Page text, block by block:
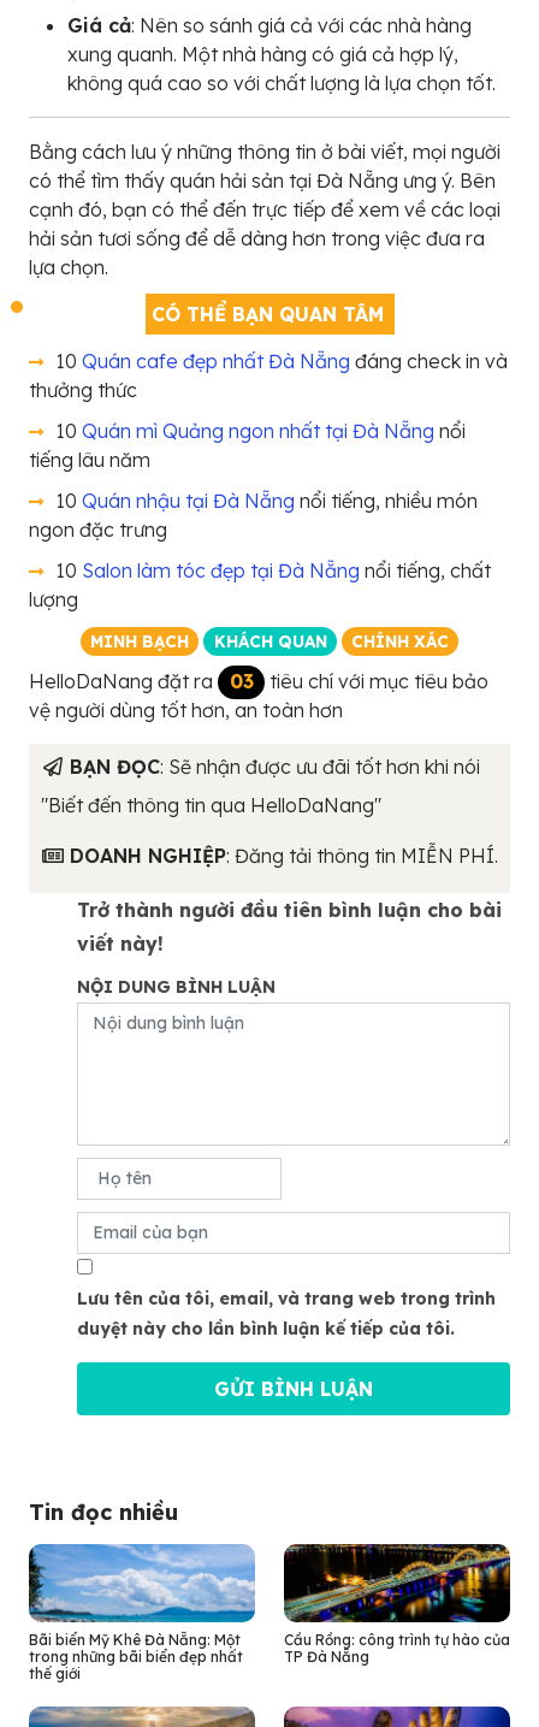
Giá cả: Nên so sánh giá cả với các nhà hàng
xung quanh. Một nhà hàng có giá cả hợp lý,
không quá cao so với chất lượng là lựa chọn tốt.
Bằng cách lưu ý những thông tin ở bài viết, mọi người
có thể tìm thấy quán hải sản tại Đà Nẵng ưng ý. Bên
cạnh đó, bạn có thể đến trực tiếp để xem về các loại
hải sản tươi sống để dễ dàng hơn trong việc đưa ra
lựa chọn.
CÓ THỂ BẠN QUAN TÂM
10 Quán cafe đẹp nhất Đà Nẵng đáng check in và
thưởng thức
10 Quán mì Quảng ngon nhất tại Đà Nẵng nổi
tiếng lâu năm
10 Quán nhậu tại Đà Nẵng nổi tiếng, nhiều món
ngon đặc trưng
10 Salon làm tóc đẹp tại Đà Nẵng nổi tiếng, chất
lượng
MINH BẠCH KHÁCH QUAN CHÍNH XÁC
HelloDaNang đặt ra 03
tiêu chí với mục tiêu bảo
vệ người dùng tốt hơn, an toàn hơn
BẠN ĐỌC: Sẽ nhận được ưu đãi tốt hơn khi nói
"Biết đến thông tin qua HelloDaNang"
DOANH NGHIỆP: Đăng tải thông tin MIỄN PHÍ.
Trở thành người đầu tiên bình luận cho bài
viết này!
NỘI DUNG BÌNH LUẬN
Lưu tên của tôi, email, và trang web trong trình
duyệt này cho lần bình luận kế tiếp của tôi.
Tin đọc nhiều
Bãi biển Mỹ Khê Đà Nẵng: Một
trong những bãi biển đẹp nhất
thế giới
Cầu Rồng: công trình tự hào của
TP Đà Nẵng